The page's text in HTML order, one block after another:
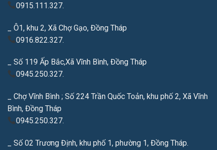
0915.111.327.
_ Ô1, khu 2, Xã Chợ Gạo, Đồng Tháp
0916.822.327.
_ Số 119 Ấp Bắc,Xã Vĩnh Bình, Đồng Tháp
0945.250.327.
_ Chợ Vĩnh Bình ; Số 224 Trần Quốc Toản, khu phố 2, Xã Vĩnh
Bình, Đồng Tháp
0945.250.327.
_ Số 02 Trương Định, khu phố 1, phường 1, Đồng Tháp.